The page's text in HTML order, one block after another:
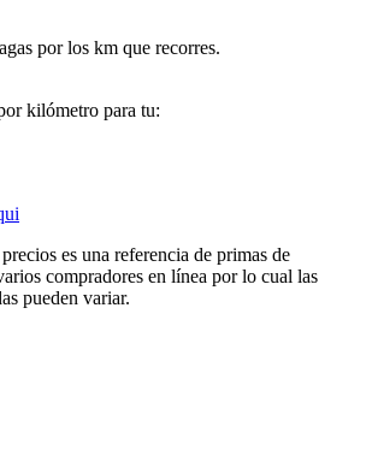
por los km que recorres.
kilómetro para tu:
es una referencia de primas de
compradores en línea por lo cual las
pueden variar.